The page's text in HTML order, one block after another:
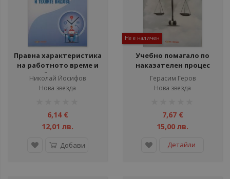
Правна характеристика
на работното време и
на работния ден и
техните видове
Николай Йосифов
Нова звезда
6,14 €
12,01 лв.
Добави
Не е наличен
Учебно помагало по
наказателен процес
Герасим Геров
Нова звезда
7,67 €
15,00 лв.
Детайли